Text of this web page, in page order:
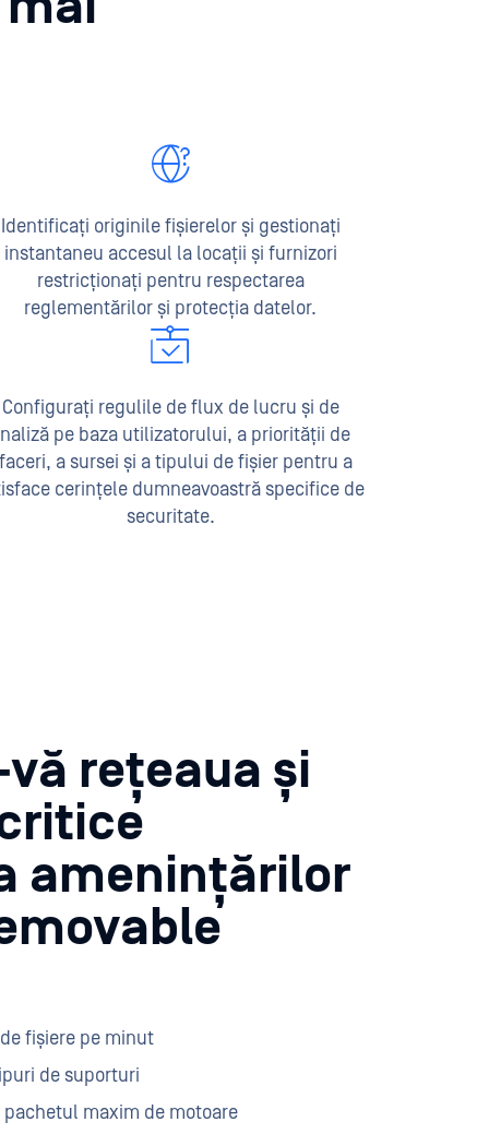
Identificați originile fișierelor și gestionați
instantaneu accesul la locații și furnizori
restricționați pentru respectarea
reglementărilor și protecția datelor.
Configurați regulile de flux de lucru și de
pe baza utilizatorului, a priorității de
a sursei și a tipului de fișier pentru a
cerințele dumneavoastră specifice de
securitate.
rețeaua și
amenințărilor
fișiere pe minut
de suporturi
maxim de motoare